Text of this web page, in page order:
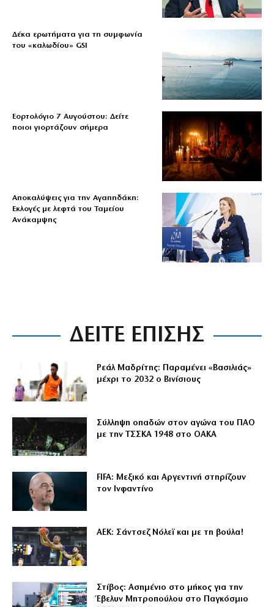
Δέκα ερωτήματα για τη συμφωνία
του «καλωδίου» GSI
Εορτολόγιο 7 Αυγούστου: Δείτε
ποιοι γιορτάζουν σήμερα
Αποκαλύψεις για την Αγαπηδάκη:
Εκλογές με λεφτά του Ταμείου
Ανάκαμψης
ΔΕΙΤΕ ΕΠΙΣΗΣ
Ρεάλ Μαδρίτης: Παραμένει «Βασιλιάς»
μέχρι το 2032 ο Βινίσιους
Σύλληψη οπαδών στον αγώνα του ΠΑΟ
με την ΤΣΣΚΑ 1948 στο ΟΑΚΑ
FIFA: Μεξικό και Αργεντινή στηρίζουν
τον Ινφαντίνο
ΑΕΚ: Σάντσεζ Νόλεϊ και με τη βούλα!
Στίβος: Ασημένιο στο μήκος για την
Έβελυν Μητροπούλου στο Παγκόσμιο